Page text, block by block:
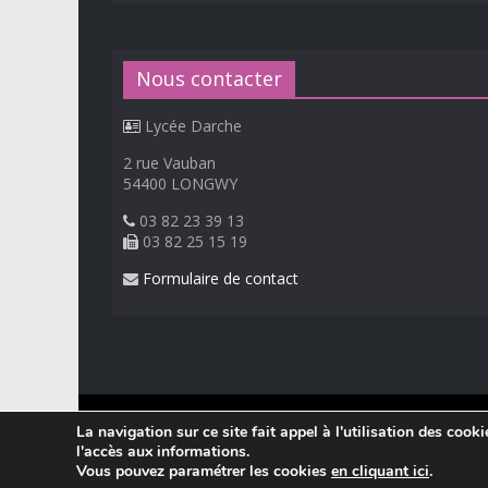
Nous contacter
Lycée Darche
2 rue Vauban
54400 LONGWY
03 82 23 39 13
03 82 25 15 19
Formulaire de contact
© 2026Lycée Professionnel Darche, Longwy.
Réalisation Frédéric AMELLA. Consultez les
La navigation sur ce site fait appel à l'utilisation des
l'accès aux informations.
Vous pouvez paramétrer les cookies en cliquant ici.